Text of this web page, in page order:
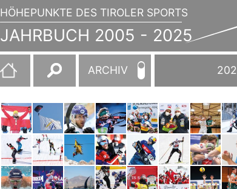
HÖHEPUNKTE DES TIROLER SPORTS
JAHRBUCH 2005 - 2025
Suchen
nach:
ARCHIV